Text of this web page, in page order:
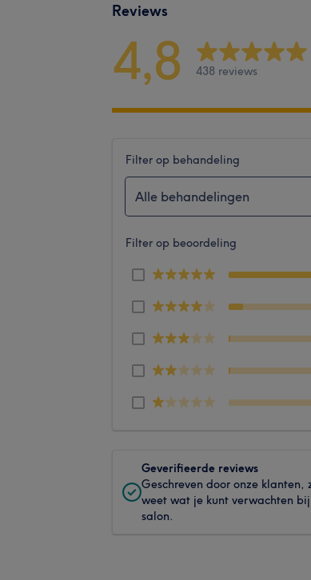
Reviews
4,8 438 reviews
Filter op behandeling
Alle behandelingen
Filter op beoordeling
Geverifieerde reviews
Geschreven door onze klanten,
weet wat je kunt verwachten
salon.